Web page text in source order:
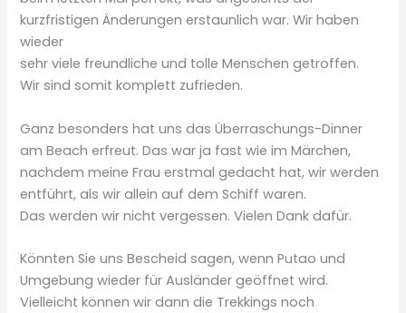
kurzfristigen Änderungen erstaunlich war. Wir haben
wieder
sehr viele freundliche und tolle Menschen getroffen.
Wir sind somit komplett zufrieden.
Ganz besonders hat uns das Überraschungs-Dinner
am Beach erfreut. Das war ja fast wie im Märchen,
nachdem meine Frau erstmal gedacht hat, wir werden
entführt, als wir allein auf dem Schiff waren.
Das werden wir nicht vergessen. Vielen Dank dafür.
Könnten Sie uns Bescheid sagen, wenn Putao und
Umgebung wieder für Ausländer geöffnet wird.
Vielleicht können wir dann die Trekkings noch